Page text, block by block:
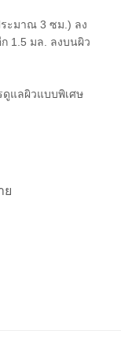
ะมาณ 3 ซม.) ลง
1.5 มล. ลงบนผิว
ดูแลผิวแบบพิเศษ
ย